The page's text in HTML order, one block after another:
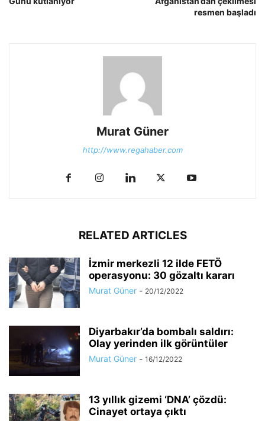
resmen başladı
Murat Güner
http://www.regahaber.com
RELATED ARTICLES
İzmir merkezli 12 ilde FETÖ
operasyonu: 30 gözaltı kararı
Murat Güner - 20/12/2022
Diyarbakır’da bombalı saldırı:
Olay yerinden ilk görüntüler
Murat Güner - 16/12/2022
13 yıllık gizemi ‘DNA’ çözdü:
Cinayet ortaya çıktı